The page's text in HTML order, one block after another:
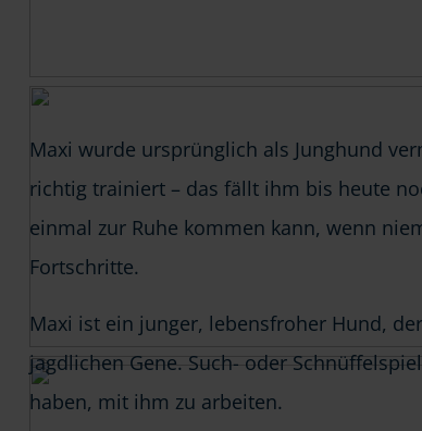
Maxi wurde ursprünglich als Junghund
richtig trainiert – das fällt ihm bis heute
einmal zur Ruhe kommen kann, wenn
Fortschritte.
Maxi ist ein junger, lebensfroher Hund,
jagdlichen Gene. Such- oder
haben, mit ihm zu arbeiten.